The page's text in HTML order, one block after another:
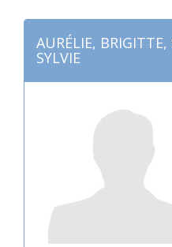
AURÉLIE, BRIGITTE,
SYLVIE